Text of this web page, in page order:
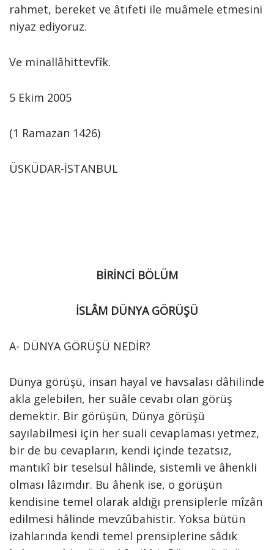
rahmet, bereket ve âtıfeti ile muâmele etmesini
niyaz ediyoruz.
Ve minallâhittevfîk.
5 Ekim 2005
(1 Ramazan 1426)
ÜSKÜDAR-İSTANBUL
BİRİNCİ BÖLÜM
İSLÂM DÜNYA GÖRÜŞÜ
A- DÜNYA GÖRÜŞÜ NEDİR?
Dünya görüşü, insan hayal ve havsalası dâhilinde
akla gelebilen, her suâle cevabı olan görüş
demektir. Bir görüşün, Dünya görüşü
sayılabilmesi için her suali cevaplaması yetmez,
bir de bu cevapların, kendi içinde tezatsız,
mantıkî bir teselsül hâlinde, sistemli ve âhenkli
olması lâzımdır. Bu âhenk ise, o görüşün
kendisine temel olarak aldığı prensiplerle mîzân
edilmesi hâlinde mevzûbahistir. Yoksa bütün
izahlarında kendi temel prensiplerine sâdık